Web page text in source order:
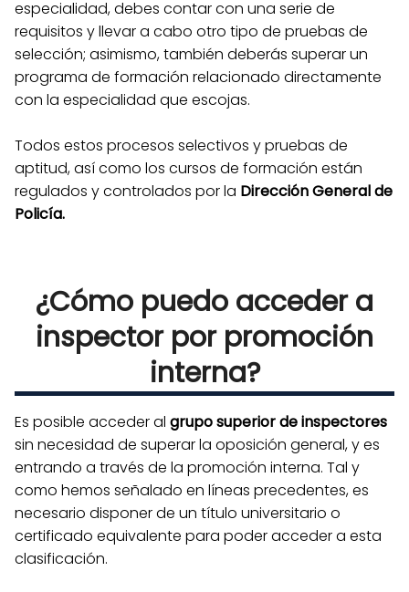
especialidad, debes contar con una serie de
requisitos y llevar a cabo otro tipo de pruebas de
selección; asimismo, también deberás superar un
programa de formación relacionado directamente
con la especialidad que escojas.
Todos estos procesos selectivos y pruebas de
aptitud, así como los cursos de formación están
regulados y controlados por la Dirección General de
Policía.
¿Cómo puedo acceder a
inspector por promoción
interna?
Es posible acceder al grupo superior de inspectores
sin necesidad de superar la oposición general, y es
entrando a través de la promoción interna. Tal y
como hemos señalado en líneas precedentes, es
necesario disponer de un título universitario o
certificado equivalente para poder acceder a esta
clasificación.